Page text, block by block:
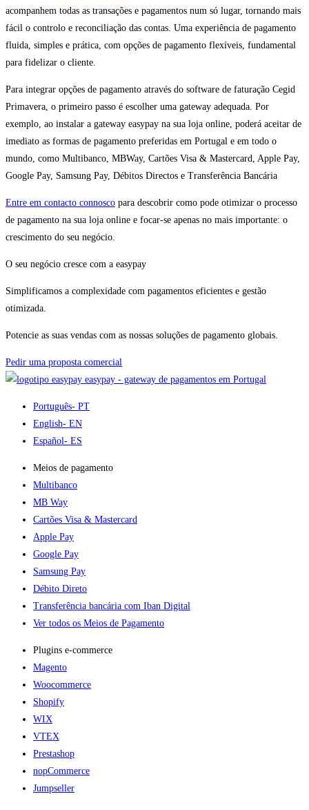
acompanhem todas as transações e pagamentos num só lugar, tornando mais
fácil o controlo e reconciliação das contas. Uma experiência de pagamento
fluida, simples e prática, com opções de pagamento flexíveis, fundamental
para fidelizar o cliente.
Para integrar opções de pagamento através do software de faturação Cegid
Primavera, o primeiro passo é escolher uma gateway adequada. Por
exemplo, ao instalar a gateway easypay na sua loja online, poderá aceitar de
imediato as formas de pagamento preferidas em Portugal e em todo o
mundo, como Multibanco, MBWay, Cartões Visa & Mastercard, Apple Pay,
Google Pay, Samsung Pay, Débitos Directos e Transferência Bancária
Entre em contacto connosco para descobrir como pode otimizar o processo
de pagamento na sua loja online e focar-se apenas no mais importante: o
crescimento do seu negócio.
O seu negócio cresce com a easypay
Simplificamos a complexidade com pagamentos eficientes e gestão
otimizada.
Potencie as suas vendas com as nossas soluções de pagamento globais.
Pedir uma proposta comercial
easypay - gateway de pagamentos em Portugal
Português- PT
English- EN
Español- ES
Meios de pagamento
Multibanco
MB Way
Cartões Visa & Mastercard
Apple Pay
Google Pay
Samsung Pay
Débito Direto
Transferência bancária com Iban Digital
Ver todos os Meios de Pagamento
Plugins e-commerce​
Magento
Woocommerce
Shopify
WIX
VTEX
Prestashop
nopCommerce
Jumpseller